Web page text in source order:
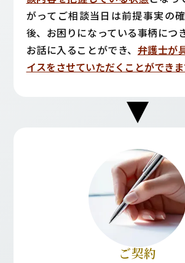
がってご相談当日は前提事実の
後、お困りになっている事柄につ
お話に入ることができ、 弁護士が
イスをさせていただくことができま
ご契約